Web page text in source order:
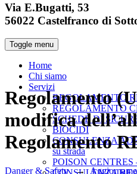
Via E.Bugatti, 53
56022 Castelfranco di
Toggle menu
Home
Chi siamo
Servizi
REGOLAMENTO
REGOLAMENTO
SCHEDE DI
BIOCIDI
CONSULENZA
su strada
POISON
Regolamento
modifica
Regolamento
Danger & Safety →